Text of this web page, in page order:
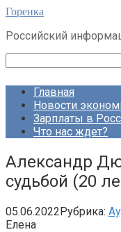
Перейти
контенту
Горенка
Российский
Главная
Новости
Зарплаты в
Что нас ждет?
Александр
судьбой (20
05.06.2022Рубрика:
Елена